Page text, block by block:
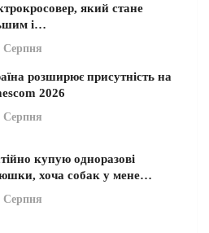
який стане
і…
Серпня
розширює присутність на
2026
Серпня
купую одноразові
хоча собак у мене…
Серпня